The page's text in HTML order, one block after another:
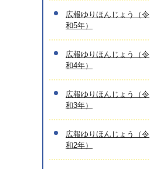
広報ゆりほんじょう（令
和5年）
広報ゆりほんじょう（令
和4年）
広報ゆりほんじょう（令
和3年）
広報ゆりほんじょう（令
和2年）